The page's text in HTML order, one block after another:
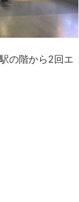
の階から2回エ